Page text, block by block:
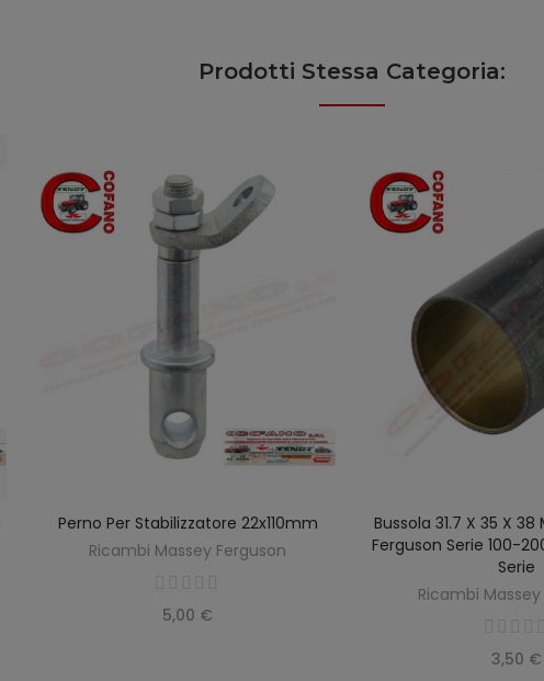
Prodotti Stessa Categoria:
AGGIUNGI AL CARRELLO
Perno Per Stabilizzatore 22x110mm
Ricambi Massey Ferguson
5,00 €
AGGIUNGI AL
Bussola 31.7 X 35 X
Ferguson Serie 100-
Serie
Ricambi
3,50 €